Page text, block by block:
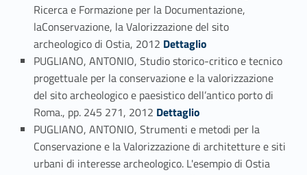
Ricerca e Formazione per la Documentazione,
laConservazione, la Valorizzazione del sito
archeologico di Ostia, 2012 Link identifier #identifier_person_165641-81
Dettaglio
PUGLIANO, ANTONIO, Studio storico-critico e tecnico
progettuale per la conservazione e la valorizzazione
del sito archeologico e paesistico dell’antico porto di
Roma., pp. 245 271, 2012 Link identifier #identifier_person_5160-82
Dettaglio
PUGLIANO, ANTONIO, Strumenti e metodi per la
Conservazione e la Valorizzazione di architetture e siti
urbani di interesse archeologico. L'esempio di Ostia